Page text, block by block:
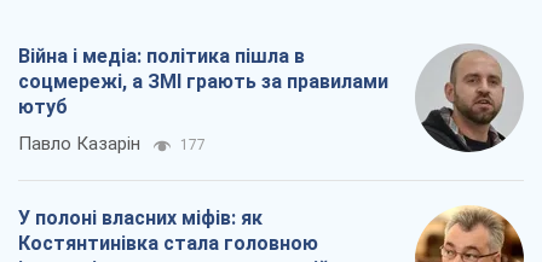
Війна і медіа: політика пішла в
соцмережі, а ЗМІ грають за правилами
ютуб
Павло Казарін 177
У полоні власних міфів: як
Костянтинівка стала головною